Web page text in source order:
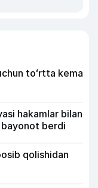
toʻrtta kema
hakamlar bilan
bayonot berdi
qolishidan